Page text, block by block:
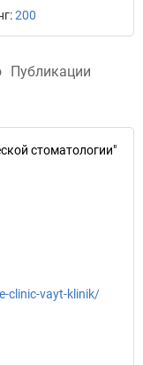
200
Публикации
стоматологии"
clinic-vayt-klinik/